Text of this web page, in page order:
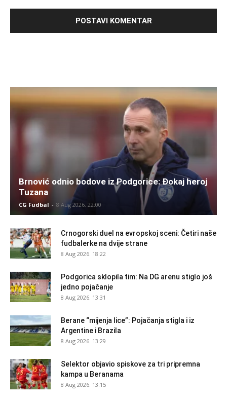
Brnović odnio bodove iz Podgorice: Đokaj heroj
Tuzana
CG Fudbal - 8 Aug 2026. 22:00
Crnogorski duel na evropskoj sceni: Četiri naše
fudbalerke na dvije strane
8 Aug 2026. 18:22
Podgorica sklopila tim: Na DG arenu stiglo još
jedno pojačanje
8 Aug 2026. 13:31
Berane “mijenja lice”: Pojačanja stigla i iz
Argentine i Brazila
8 Aug 2026. 13:29
Selektor objavio spiskove za tri pripremna
kampa u Beranama
8 Aug 2026. 13:15